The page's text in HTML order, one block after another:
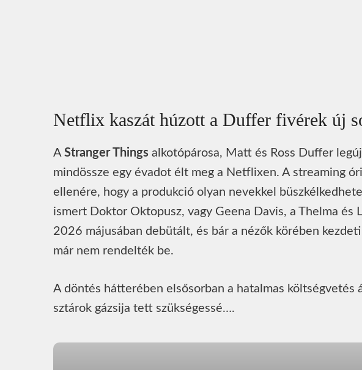
Netflix kaszát húzott a Duffer fivérek új
A Stranger Things alkotópárosa, Matt és Ross Duffer
mindössze egy évadot élt meg a Netflixen. A streaming
ellenére, hogy a produkció olyan nevekkel
ismert Doktor Oktopusz, vagy Geena Davis, a Thelma és
2026 májusában debütált, és bár a nézők körében
már nem rendelték be.
A döntés hátterében elsősorban a hatalmas költségvetés
sztárok gázsija tett szükségessé….